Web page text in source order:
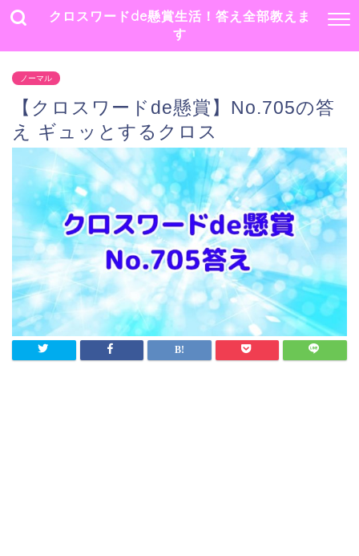
クロスワードde懸賞生活！答え全部教えま
す
ノーマル
【クロスワードde懸賞】No.705の答
え ギュッとするクロス